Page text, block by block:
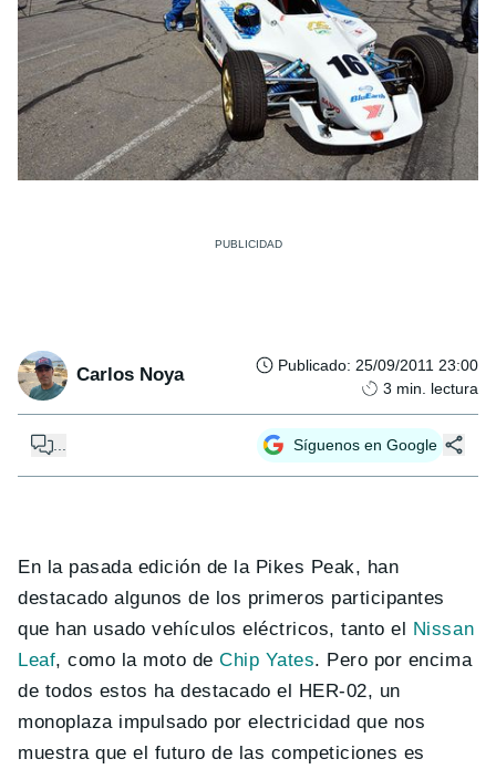
Carlos Noya Publicado: 25/09/2011 23:00
3 min. lectura
Síguenos en Google
En la pasada edición de la Pikes Peak, han
destacado algunos de los primeros participantes
que han usado vehículos eléctricos, tanto el Nissan
Leaf, como la moto deChip Yates. Pero por encima
de todos estos ha destacado el HER-02, un
monoplaza impulsado por electricidad que nos
muestra que el futuro de las competiciones es